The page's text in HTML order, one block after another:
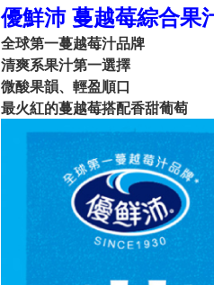
優鮮沛 蔓越莓綜合果
全球第一蔓越莓汁品牌
清爽系果汁第一選擇
微酸果韻、輕盈順口
最火紅的蔓越莓搭配香甜葡萄